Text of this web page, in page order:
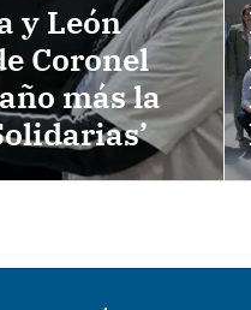
y León
Coronel
más la